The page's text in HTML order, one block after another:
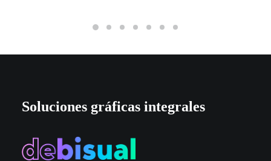
Soluciones gráficas integrales